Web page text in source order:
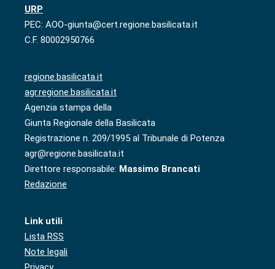
URP
PEC: AOO-giunta@cert.regione.basilicata.it
C.F. 80002950766
regione.basilicata.it
agr.regione.basilicata.it
Agenzia stampa della
Giunta Regionale della Basilicata
Registrazione n. 209/1995 al Tribunale di Potenza
agr@regione.basilicata.it
Direttore responsabile: Massimo Brancati
Redazione
Link utili
Lista RSS
Note legali